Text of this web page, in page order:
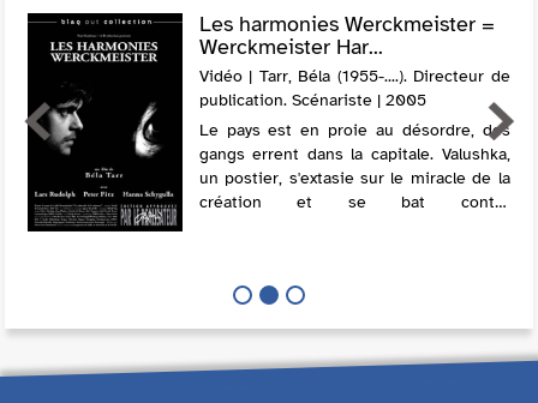
Les harmonies Werckmeister =
Werckmeister Har...
Vidéo | Tarr, Béla (1955-....). Directeur de
publication. Scénariste | 2005
Le pays est en proie au désordre, des
gangs errent dans la capitale. Valushka,
un postier, s'extasie sur le miracle de la
création et se bat contre